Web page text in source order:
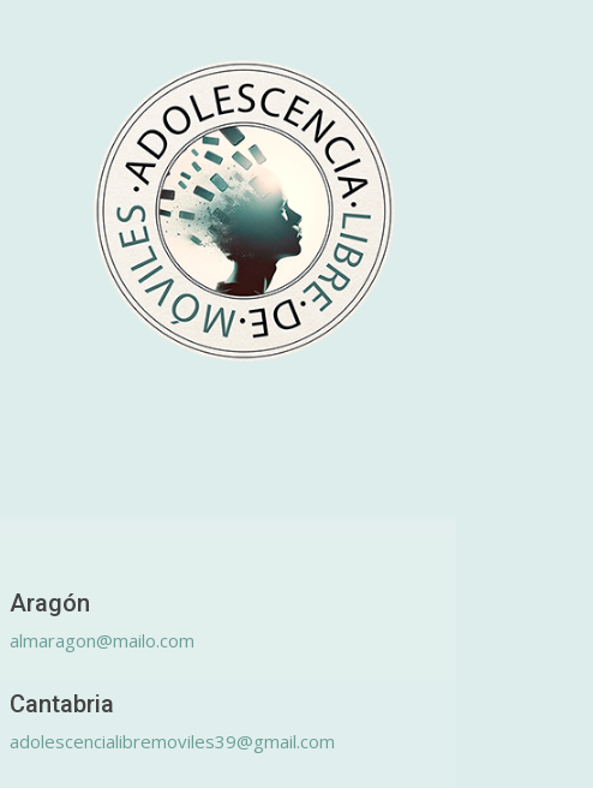
Aragón
almaragon@mailo.com
Cantabria
adolescencialibremoviles39@gmail.com